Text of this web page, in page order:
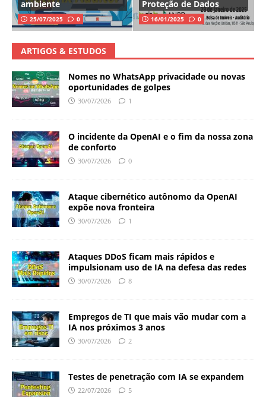
ambiente
25/07/2025 0
Proteção de Dados
16/01/2025 0
ARTIGOS & ESTUDOS
Nomes no WhatsApp privacidade ou novas
oportunidades de golpes
30/07/2026 1
O incidente da OpenAI e o fim da nossa zona
de conforto
30/07/2026 0
Ataque cibernético autônomo da OpenAI
expõe nova fronteira
30/07/2026 1
Ataques DDoS ficam mais rápidos e
impulsionam uso de IA na defesa das redes
30/07/2026 8
Empregos de TI que mais vão mudar com a
IA nos próximos 3 anos
30/07/2026 2
Testes de penetração com IA se expandem
22/07/2026 5